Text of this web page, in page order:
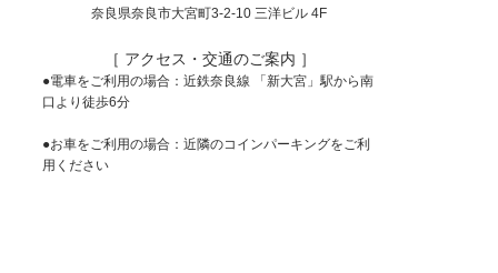
奈良県奈良市大宮町3-2-10 三洋ビル 4F
［ アクセス・交通のご案内 ］
●電車をご利用の場合：近鉄奈良線 「新大宮」駅から南
口より徒歩6分
●お車をご利用の場合：近隣のコインパーキングをご利
用ください